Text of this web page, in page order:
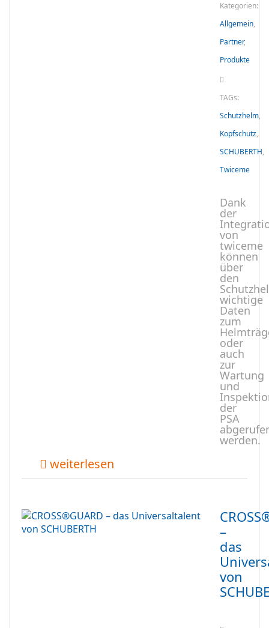
Kategorien:
Allgemein,
Partner,
Produkte
TAGs:
Schutzhelm,
Kopfschutz,
SCHUBERTH,
Twiceme
Dank
der
von
twiceme
können
über
den
wichtige
Daten
zum
oder
auch
zur
Wartung
und
der
PSA
werden.
weiterlesen
–
das
von